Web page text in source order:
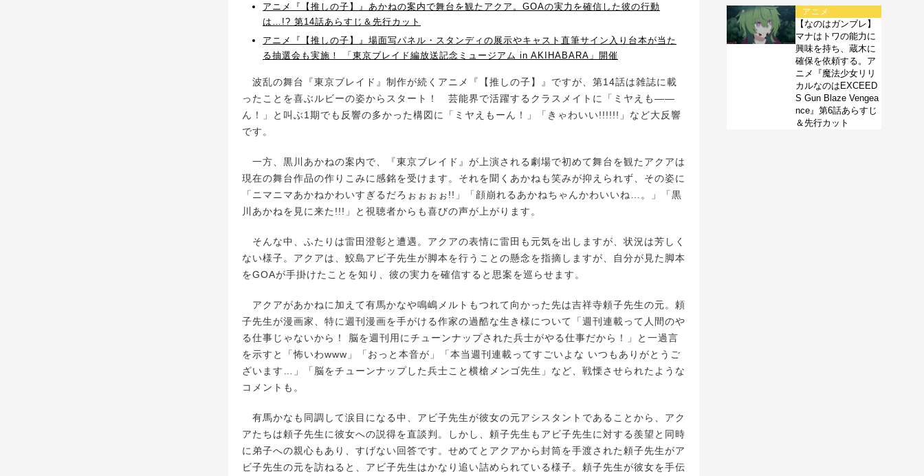
アニメ『【推しの子】』あかねの案内で舞台を観たアクア。GOAの実力を確信した彼の行動
は…!? 第14話あらすじ＆先行カット
アニメ『【推しの子】』場面写パネル・スタンディの展示やキャスト直筆サイン入り台本が当た
る抽選会も実施！ 「東京ブレイド編放送記念ミュージアム in AKIHABARA」開催
波乱の舞台『東京ブレイド』制作が続くアニメ『【推しの子】』ですが、第14話は雑誌に載
ったことを喜ぶルビーの姿からスタート！ 芸能界で活躍するクラスメイトに「ミヤえも――
ん！」と叫ぶ1期でも反響の多かった構図に「ミヤえもーん！」「きゃわいい!!!!!!」など大反響
です。
一方、黒川あかねの案内で、『東京ブレイド』が上演される劇場で初めて舞台を観たアクアは
現在の舞台作品の作りこみに感銘を受けます。それを聞くあかねも笑みが抑えられず、その姿に
「ニマニマあかねかわいすぎるだろぉぉぉぉ!!」「顔崩れるあかねちゃんかわいいね…。」「黒
川あかねを見に来た!!!」と視聴者からも喜びの声が上がります。
そんな中、ふたりは雷田澄彰と遭遇。アクアの表情に雷田も元気を出しますが、状況は芳しく
ない様子。アクアは、鮫島アビ子先生が脚本を行うことの懸念を指摘しますが、自分が見た脚本
をGOAが手掛けたことを知り、彼の実力を確信すると思案を巡らせます。
アクアがあかねに加えて有馬かなや鳴嶋メルトもつれて向かった先は吉祥寺頼子先生の元。頼
子先生が漫画家、特に週刊漫画を手がける作家の過酷な生き様について「週刊連載って人間のや
る仕事じゃないから！ 脳を週刊用にチューンナップされた兵士がやる仕事だから！」と一過言
を示すと「怖いわwww」「おっと本音が」「本当週刊連載ってすごいよな いつもありがとうご
ざいます…」「脳をチューンナップした兵士こと横槍メンゴ先生」など、戦慄させられたような
コメントも。
有馬かなも同調して涙目になる中、アビ子先生が彼女の元アシスタントであることから、アク
アたちは頼子先生に彼女への説得を直談判。しかし、頼子先生もアビ子先生に対する羨望と同時
に弟子への親心もあり、すげない回答です。せめてとアクアから封筒を手渡された頼子先生がア
ビ子先生の元を訪ねると、アビ子先生はかなり追い詰められている様子。頼子先生が彼女を手伝
アニメ
【なのはガンブレ】
マナはトワの能力に
興味を持ち、蔵木に
確保を依頼する。ア
ニメ『魔法少女リリ
カルなのはEXCEED
S Gun Blaze Vengea
nce』第6話あらすじ
＆先行カット